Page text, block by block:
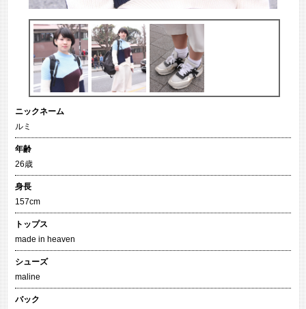
ニックネーム
ルミ
年齢
26歳
身長
157cm
トップス
made in heaven
シューズ
maline
バック